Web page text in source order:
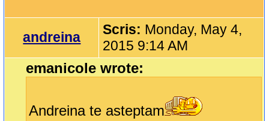
andreina Scris: Monday, May 4,
2015 9:14 AM
emanicole wrote:
Andreina te asteptam